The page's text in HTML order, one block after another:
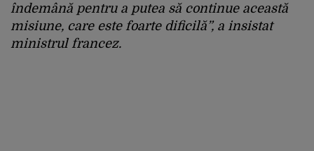
îndemână pentru a putea să continue această
misiune, care este foarte dificilă”, a insistat
ministrul francez.